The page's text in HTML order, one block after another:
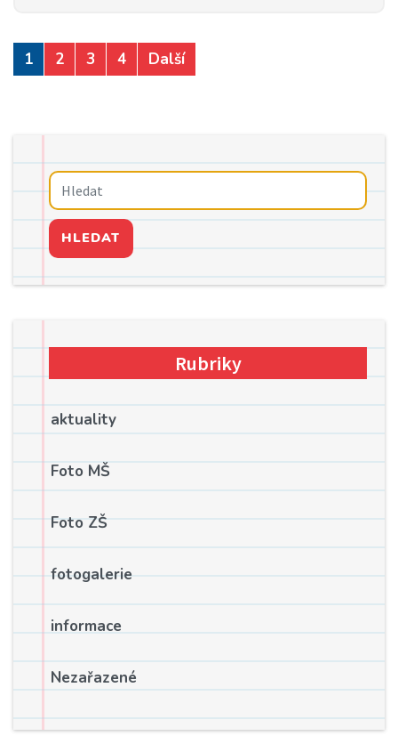
1 2 3 4 Další
HLEDAT
Rubriky
aktuality
Foto MŠ
Foto ZŠ
fotogalerie
informace
Nezařazené